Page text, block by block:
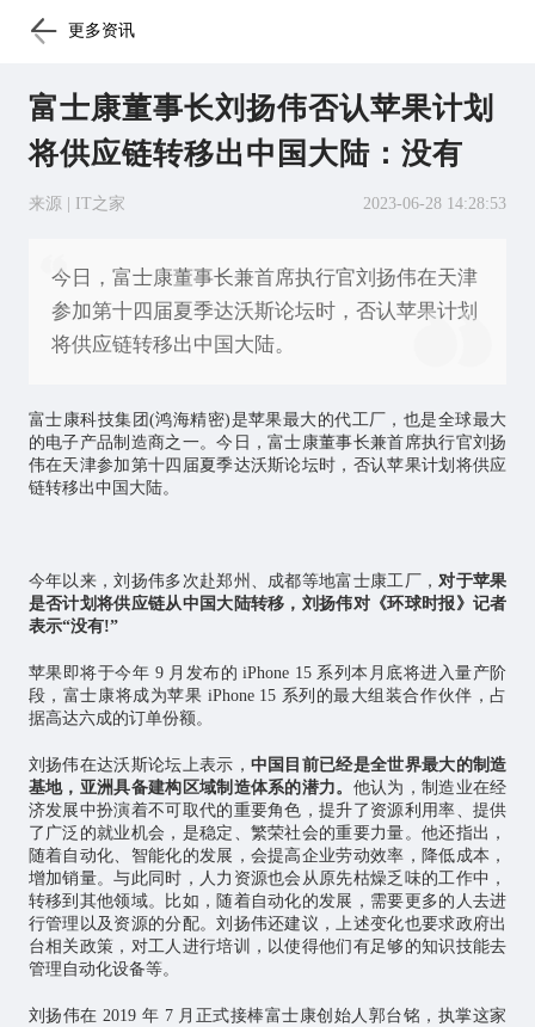
更多资讯
富士康董事长刘扬伟否认苹果计划
将供应链转移出中国大陆：没有
来源 | IT之家 2023-06-28 14:28:53
今日，富士康董事长兼首席执行官刘扬伟在天津
参加第十四届夏季达沃斯论坛时，否认苹果计划
将供应链转移出中国大陆。
富士康科技集团(鸿海精密)是苹果最大的代工厂，也是全球最大
的电子产品制造商之一。今日，富士康董事长兼首席执行官刘扬
伟在天津参加第十四届夏季达沃斯论坛时，否认苹果计划将供应
链转移出中国大陆。
今年以来，刘扬伟多次赴郑州、成都等地富士康工厂，对于苹果
是否计划将供应链从中国大陆转移，刘扬伟对《环球时报》记者
表示“没有!”
苹果即将于今年 9 月发布的 iPhone 15 系列本月底将进入量产阶
段，富士康将成为苹果 iPhone 15 系列的最大组装合作伙伴，占
据高达六成的订单份额。
刘扬伟在达沃斯论坛上表示， 中国目前已经是全世界最大的制造
基地，亚洲具备建构区域制造体系的潜力。 他认为，制造业在经
济发展中扮演着不可取代的重要角色，提升了资源利用率、提供
了广泛的就业机会，是稳定、繁荣社会的重要力量。他还指出，
随着自动化、智能化的发展，会提高企业劳动效率，降低成本，
增加销量。与此同时，人力资源也会从原先枯燥乏味的工作中，
转移到其他领域。比如，随着自动化的发展，需要更多的人去进
行管理以及资源的分配。刘扬伟还建议，上述变化也要求政府出
台相关政策，对工人进行培训，以使得他们有足够的知识技能去
管理自动化设备等。
刘扬伟在 2019 年 7 月正式接棒富士康创始人郭台铭，执掌这家